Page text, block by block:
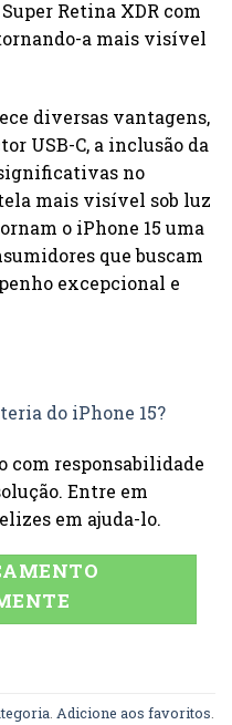
Retina XDR com
a mais visível
diversas vantagens,
USB-C, a inclusão da
no
mais visível sob luz
o iPhone 15 uma
que buscam
excepcional e
do iPhone 15?
com responsabilidade
Entre em
em ajuda-lo.
Adicione aos favoritos